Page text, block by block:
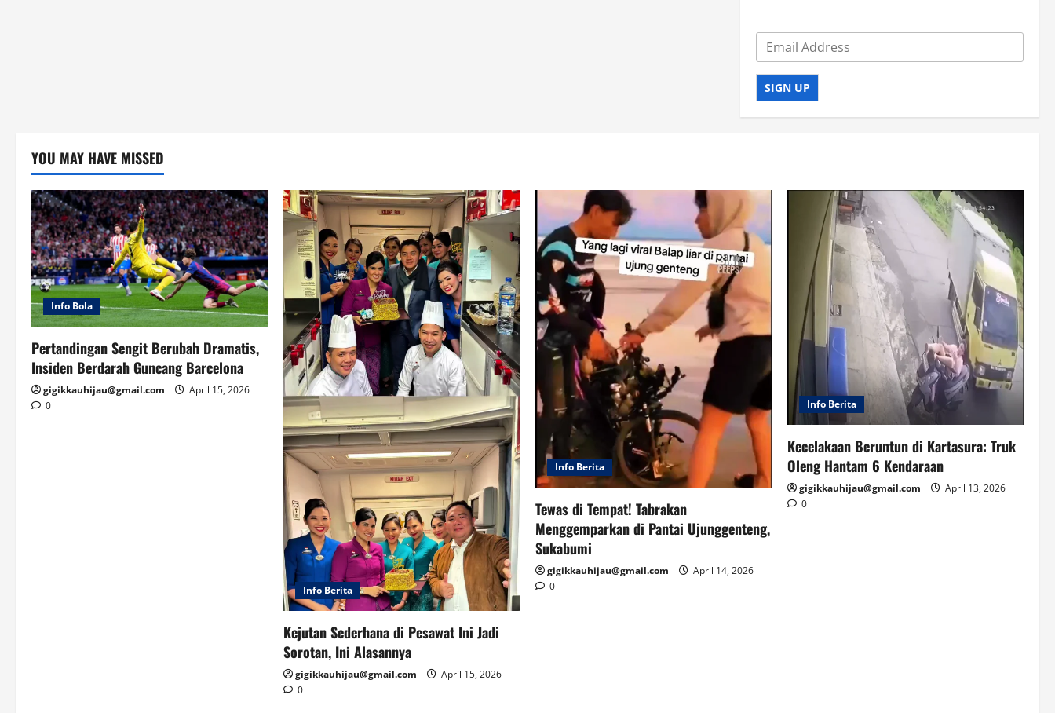
SIGN UP
YOU MAY HAVE MISSED
Info Bola
Pertandingan Sengit Berubah Dramatis,
Insiden Berdarah Guncang Barcelona
gigikkauhijau@gmail.com
April 15, 2026
0
Info Berita
Kejutan Sederhana di Pesawat Ini Jadi
Sorotan, Ini Alasannya
gigikkauhijau@gmail.com
April 15, 2026
0
Info Berita
Tewas di Tempat! Tabrakan
Menggemparkan di Pantai Ujunggenteng,
Sukabumi
gigikkauhijau@gmail.com
April 14, 2026
0
Info Berita
Kecelakaan Beruntun di Kartasura: Truk
Oleng Hantam 6 Kendaraan
gigikkauhijau@gmail.com
April 13, 2026
0